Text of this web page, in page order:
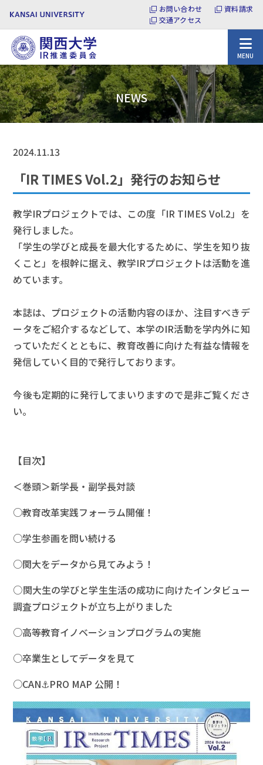
お問い合わせ
資料請求
交通アクセス
MENU
NEWS
2024.11.13
「IR TIMES Vol.2」発行のお知らせ
教学IRプロジェクトでは、この度「IR TIMES Vol.2」を
発行しました。
「学生の学びと成長を最大化するために、学生を知り抜
くこと」を根幹に据え、教学IRプロジェクトは活動を進
めています。
本誌は、プロジェクトの活動内容のほか、注目すべきデ
ータをご紹介するなどして、本学のIR活動を学内外に知
っていただくとともに、教育改善に向けた有益な情報を
発信していく目的で発行しております。
今後も定期的に発行してまいりますので是非ご覧くださ
い。
【目次】
＜巻頭＞新学長・副学長対談
○教育改革実践フォーラム開催！
○学生参画を問い続ける
○関大をデータから見てみよう！
○関大生の学びと学生生活の成功に向けたインタビュー
調査プロジェクトが立ち上がりました
○高等教育イノベーションプログラムの実施
○卒業生としてデータを見て
○CAN⚓PRO MAP 公開！